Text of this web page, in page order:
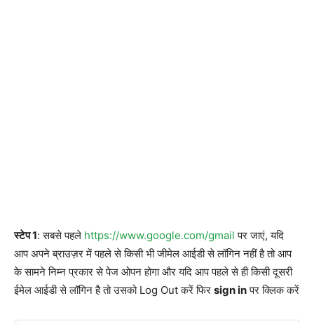
स्टेप 1: सबसे पहले https://www.google.com/gmail पर जाएं, यदि
आप अपने ब्राउज़र में पहले से किसी भी जीमेल आईडी से लॉगिन नहीं है तो आप
के सामने निम्न प्रकार से पेज ओपन होगा और यदि आप पहले से ही किसी दूसरी
ईमेल आईडी से लॉगिन है तो उसको Log Out करें फिर sign inपर क्लिक करें